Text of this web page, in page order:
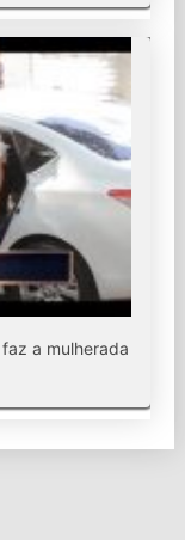
a mulherada